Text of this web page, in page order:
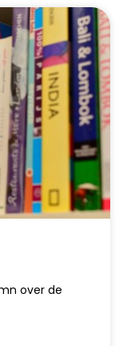
over de